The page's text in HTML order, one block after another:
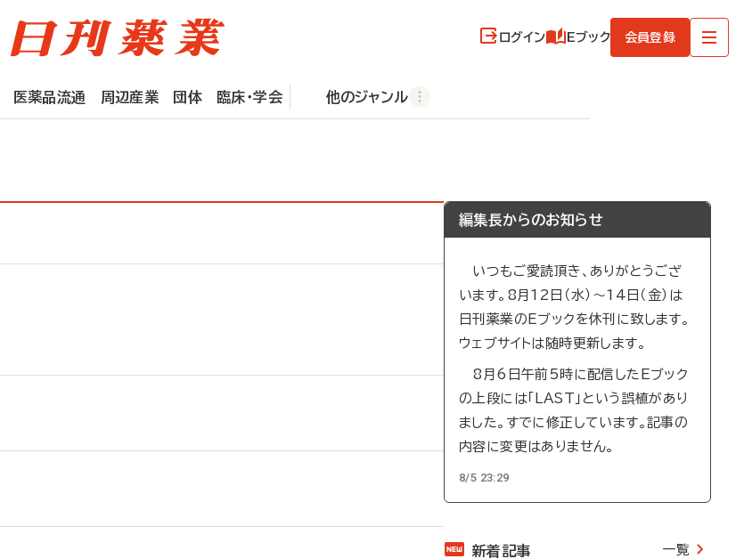
ログイン Eブック 会員登録
医薬品流通 周辺産業 団体 臨床・学会 他のジャンル
編集長からのお知らせ
いつもご愛読頂き、ありがとうござ
います。8月12日（水）～14日（金）は
日刊薬業のEブックを休刊に致します。
ウェブサイトは随時更新します。
8月6日午前5時に配信したEブック
の上段には「LAST」という誤植があり
ました。すでに修正しています。記事の
内容に変更はありません。
8/5 23:29
新着記事 一覧